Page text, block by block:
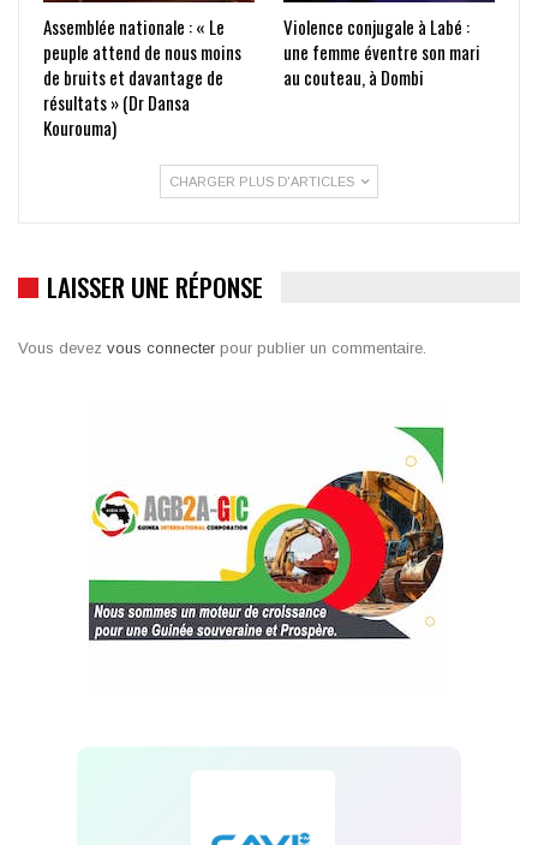
Assemblée nationale : « Le
peuple attend de nous moins
de bruits et davantage de
résultats » (Dr Dansa
Kourouma)
Violence conjugale à Labé :
une femme éventre son mari
au couteau, à Dombi
CHARGER PLUS D'ARTICLES
LAISSER UNE RÉPONSE
Vous devez vous connecter pour publier un commentaire.